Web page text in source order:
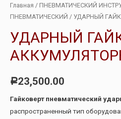
Главная / ПНЕВМАТИЧЕСКИЙ
ПНЕВМАТИЧЕСКИЙ / УДАРНЫЙ
УДАРНЫЙ
Р23,500.00
Гайковерт пневматический
распространенный тип